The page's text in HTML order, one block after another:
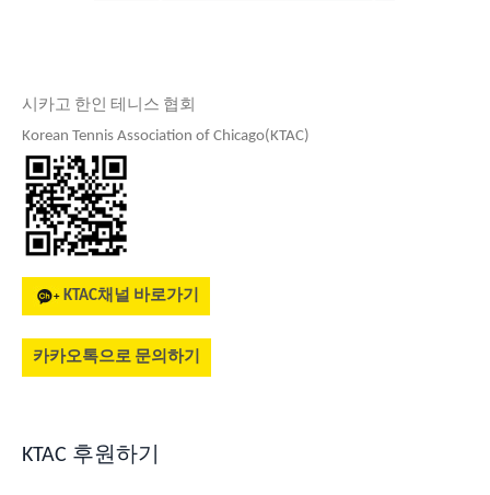
시카고 한인 테니스 협회
Korean Tennis Association of Chicago(KTAC)
KTAC채널 바로가기
카카오톡으로 문의하기
KTAC 후원하기